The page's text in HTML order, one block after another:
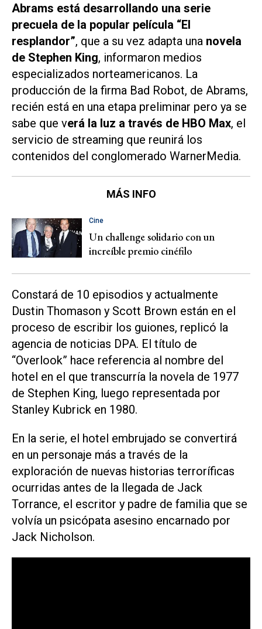
Abrams está desarrollando una serie
precuela de la popular película “El
resplandor”, que a su vez adapta una novela
de Stephen King, informaron medios
especializados norteamericanos. La
producción de la firma Bad Robot, de Abrams,
recién está en una etapa preliminar pero ya se
sabe que verá la luz a través de HBO Max, el
servicio de streaming que reunirá los
contenidos del conglomerado WarnerMedia.
MÁS INFO
Cine
Un challenge solidario con un
increíble premio cinéfilo
Constará de 10 episodios y actualmente
Dustin Thomason y Scott Brown están en el
proceso de escribir los guiones, replicó la
agencia de noticias DPA. El título de
“Overlook” hace referencia al nombre del
hotel en el que transcurría la novela de 1977
de Stephen King, luego representada por
Stanley Kubrick en 1980.
En la serie, el hotel embrujado se convertirá
en un personaje más a través de la
exploración de nuevas historias terroríficas
ocurridas antes de la llegada de Jack
Torrance, el escritor y padre de familia que se
volvía un psicópata asesino encarnado por
Jack Nicholson.